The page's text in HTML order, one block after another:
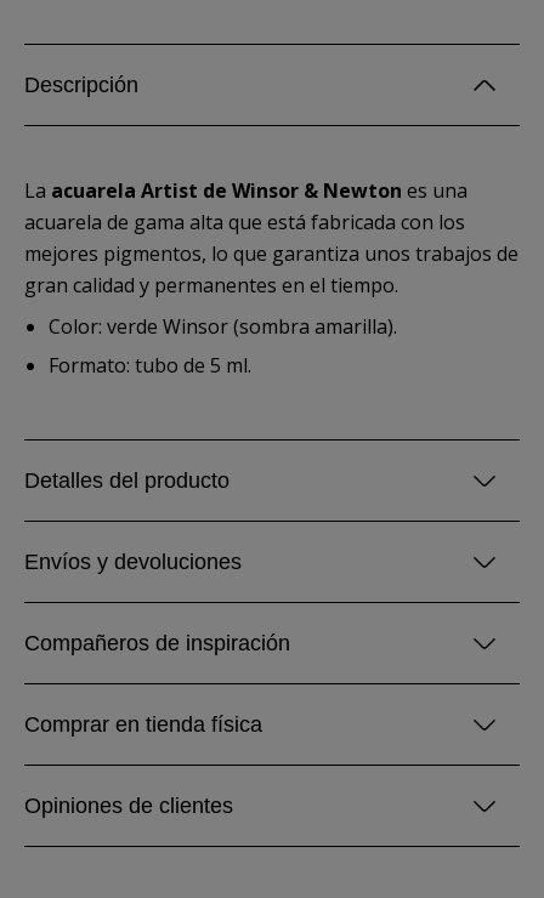
Descripción
La acuarela Artist de Winsor & Newton es una
acuarela de gama alta que está fabricada con los
mejores pigmentos, lo que garantiza unos trabajos de
gran calidad y permanentes en el tiempo.
Color: verde Winsor (sombra amarilla).
Formato: tubo de 5 ml.
Detalles del producto
Envíos y devoluciones
Compañeros de inspiración
Comprar en tienda física
Opiniones de clientes